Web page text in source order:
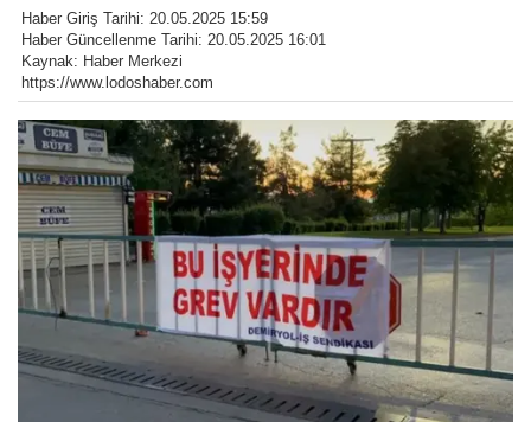
Haber Giriş Tarihi: 20.05.2025 15:59
Haber Güncellenme Tarihi: 20.05.2025 16:01
Kaynak: Haber Merkezi
https://www.lodoshaber.com